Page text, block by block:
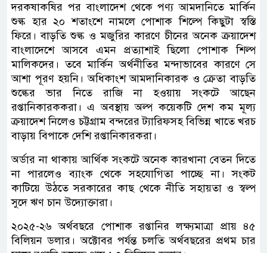
দরকষাকষির পর বাংলাদেশ থেকে পণ্য আমদানিতে মার্কিন
শুল্ক হার ২০ শতাংশে নামলে পোশাক শিল্পে কিছুটা স্বস্তি
ফিরে। বাড়তি শুল্ক ও মজুরির কারণে চীনের অনেক ক্রয়াদেশ
বাংলাদেশে আসবে এমন প্রত্যাশাই ছিলো পোশাক শিল্প
মালিকদের। তবে মার্কিন অর্থনীতির মন্দাভাবের কারণে সে
আশা পূরণ হয়নি। অধিকাংশ আমদানিকারক ও ক্রেতা বাড়তি
শুল্কের ভার নিতে রাজি না হওয়ায় সংকটে আছেন
রপ্তানিকারককরা। এ অবস্থায় অল্প কয়েকটি দেশ কম মূল্য
ক্রয়াদেশ নিলেও চট্টগ্রাম বন্দরের ট্যারিফসহ বিভিন্ন খাতে খরচ
বাড়ায় বিপাকে দেশি রপ্তানিকারকরা।
অর্ডার না থাকায় আর্থিক সংকটে অনেক কারখানা বেতন দিতে
না পারলেও ব্যাংক থেকে সহযোগিতা পাচ্ছে না। সংকট
কাটিয়ে উঠতে সরকারের কাছ থেকে নীতি সহায়তা ও স্বল্প
সুদে ঋণ চান উদ্যোক্তারা।
২০২৫-২৬ অর্থবছরে পোশাক রপ্তানির লক্ষ্যমাত্রা প্রায় ৪৫
বিলিয়ন ডলার। অক্টোবর পর্যন্ত চলতি অর্থবছরের প্রথম চার